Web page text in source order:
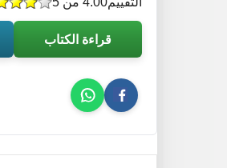
قراءة الكتاب